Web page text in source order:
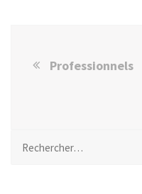
Professionnels
Rechercher :